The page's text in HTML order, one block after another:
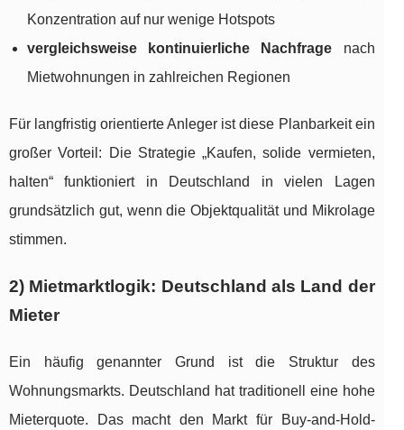
Konzentration auf nur wenige Hotspots
vergleichsweise kontinuierliche Nachfrage nach
Mietwohnungen in zahlreichen Regionen
Für langfristig orientierte Anleger ist diese Planbarkeit ein
großer Vorteil: Die Strategie „Kaufen, solide vermieten,
halten“ funktioniert in Deutschland in vielen Lagen
grundsätzlich gut, wenn die Objektqualität und Mikrolage
stimmen.
2) Mietmarktlogik: Deutschland als Land der
Mieter
Ein häufig genannter Grund ist die Struktur des
Wohnungsmarkts. Deutschland hat traditionell eine hohe
Mieterquote. Das macht den Markt für Buy-and-Hold-